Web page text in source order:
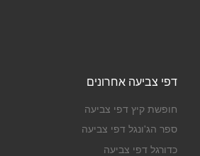
דפי צביעה אחרונים
חופשת קיץ דפי צביעה
ספר הג'ונגל דפי צביעה
כדורגל דפי צביעה